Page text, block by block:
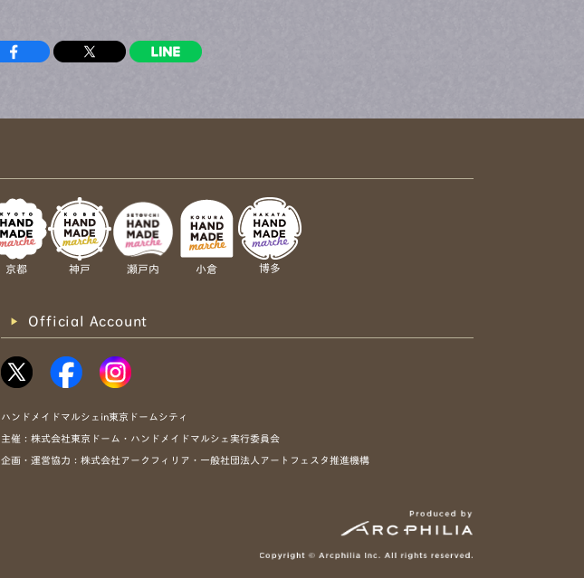
京都 神戸 瀬戸内 小倉 博多
Official Account
ハンドメイドマルシェin東京ドームシティ
主催：株式会社東京ドーム・ハンドメイドマルシェ実行委員会
企画・運営協力：株式会社アークフィリア・一般社団法人アートフェスタ推進機構